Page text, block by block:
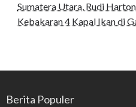
Sumatera Utara, Rudi
Kebakaran 4 Kapal Ikan di
Berita Populer